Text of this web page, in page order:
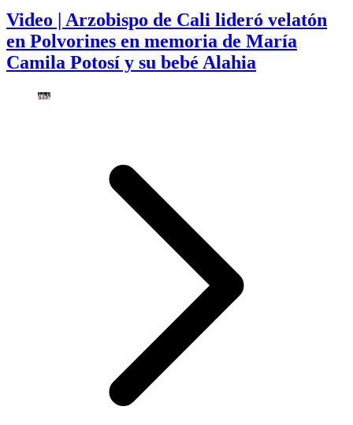
Video | Arzobispo de Cali lideró velatón
en Polvorines en memoria de María
Camila Potosí y su bebé Alahia